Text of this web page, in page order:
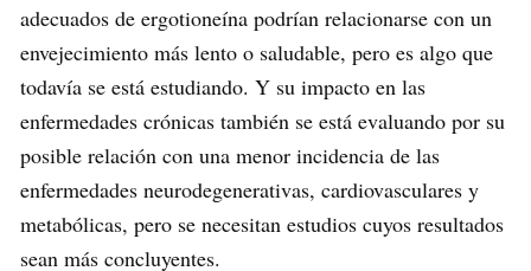
adecuados de ergotioneína podrían relacionarse con un
envejecimiento más lento o saludable, pero es algo que
todavía se está estudiando. Y su impacto en las
enfermedades crónicas también se está evaluando por su
posible relación con una menor incidencia de las
enfermedades neurodegenerativas, cardiovasculares y
metabólicas, pero se necesitan estudios cuyos resultados
sean más concluyentes.